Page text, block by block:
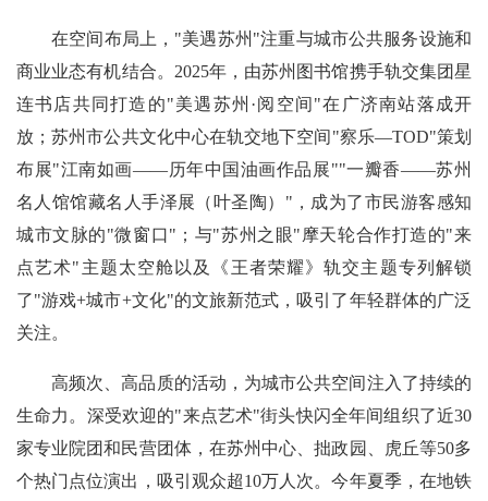
在空间布局上，"美遇苏州"注重与城市公共服务设施和
商业业态有机结合。2025年，由苏州图书馆携手轨交集团星
连书店共同打造的"美遇苏州 ·阅空间"在广济南站落成开
放；苏州市公共文化中心在轨交地下空间"察乐—TOD"策划
布展"江南如画——历年中国油画作品展""一瓣香——苏州
名人馆馆藏名人手泽展（叶圣陶）"，成为了市民游客感知
城市文脉的"微窗口"；与"苏州之眼"摩天轮合作打造的"来
点艺术"主题太空舱以及《王者荣耀》轨交主题专列解锁
了"游戏+城市+文化"的文旅新范式，吸引了年轻群体的广泛
关注。
高频次、高品质的活动，为城市公共空间注入了持续的
生命力。深受欢迎的"来点艺术"街头快闪全年间组织了近30
家专业院团和民营团体，在苏州中心、拙政园、虎丘等50多
个热门点位演出，吸引观众超10万人次。今年夏季，在地铁